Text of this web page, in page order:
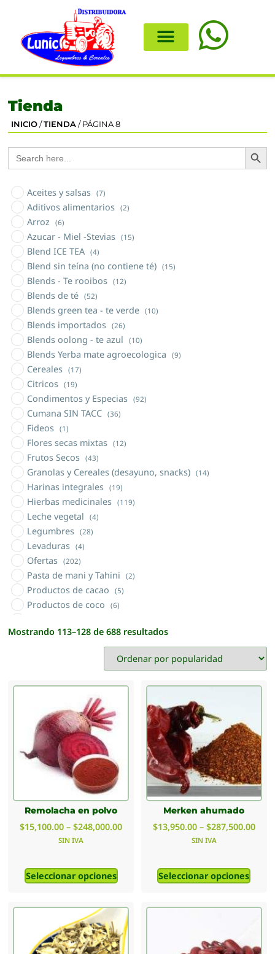
Tienda
INICIO /TIENDA / PÁGINA 8
Search
for:
Aceites y salsas (7)
Aditivos alimentarios (2)
Arroz (6)
Azucar - Miel -Stevias (15)
Blend ICE TEA (4)
Blend sin teína (no contiene té) (15)
Blends - Te rooibos (12)
Blends de té (52)
Blends green tea - te verde (10)
Blends importados (26)
Blends oolong - te azul (10)
Blends Yerba mate agroecologica (9)
Cereales (17)
Citricos (19)
Condimentos y Especias (92)
Cumana SIN TACC (36)
Fideos (1)
Flores secas mixtas (12)
Frutos Secos (43)
Granolas y Cereales (desayuno, snacks) (14)
Harinas integrales (19)
Hierbas medicinales (119)
Leche vegetal (4)
Legumbres (28)
Levaduras (4)
Ofertas (202)
Pasta de mani y Tahini (2)
Productos de cacao (5)
Productos de coco (6)
Sales naturales (3)
Vinagre (2)
Yerba mate (8)
Yuyos materos (sierras cordobesas) (24)
Mostrando 113–128 de 688 resultados
Remolacha en polvo
$15,100.00 – $248,000.00
SIN IVA
Seleccionar opciones
Merken ahumado
$13,950.00 – $287,500.00
SIN IVA
Seleccionar opciones